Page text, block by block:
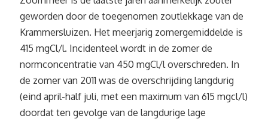
geworden door de toegenomen zoutlekkage van de
Krammersluizen. Het meerjarig zomergemiddelde is
415 mgCl/l. Incidenteel wordt in de zomer de
normconcentratie van 450 mgCl/l overschreden. In
de zomer van 2011 was de overschrijding langdurig
(eind april-half juli, met een maximum van 615 mgcl/l)
doordat ten gevolge van de langdurige lage